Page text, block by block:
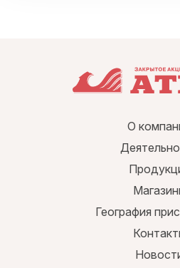
О
География